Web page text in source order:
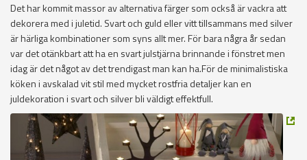
Det har kommit massor av alternativa färger som också är vackra att
dekorera med i juletid. Svart och guld eller vitt tillsammans med silver
är härliga kombinationer som syns allt mer. För bara några år sedan
var det otänkbart att ha en svart julstjärna brinnande i fönstret men
idag är det något av det trendigast man kan ha.För de minimalistiska
köken i avskalad vit stil med mycket rostfria detaljer kan en
juldekoration i svart och silver bli väldigt effektfull.